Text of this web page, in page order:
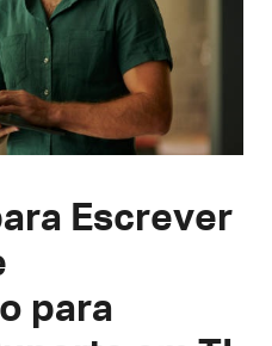
Escrever
para